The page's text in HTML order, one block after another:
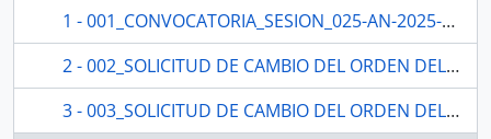
1 - 001_CONVOCATORIA_SESION_025-AN-2025-2029_05-08-25SESION DEL PLENO N 025 ASAMBLEA NACIONAL 2025-2027
2 - 002_SOLICITUD DE CAMBIO DEL ORDEN DEL DIA ROQUE ORDOÑEZ_05-08-25 SESION DEL PLENO N 025 ASAMBLEA NACIONAL 2025-2027
3 - 003_SOLICITUD DE CAMBIO DEL ORDEN DEL DIA SILVIA NUÑEZ_06-08-25SESION DEL PLENO N 025 ASAMBLEA NACIONAL 2025-2027